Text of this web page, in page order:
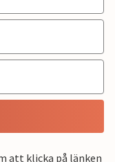
att klicka på länken